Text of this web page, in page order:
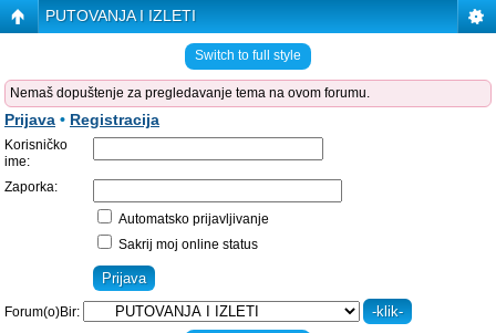
PUTOVANJA I IZLETI
Switch to full style
Nemaš dopuštenje za pregledavanje tema na ovom forumu.
Prijava • Registracija
Korisničko
ime:
Zaporka:
Automatsko prijavljivanje
Sakrij moj online status
Forum(o)Bir: